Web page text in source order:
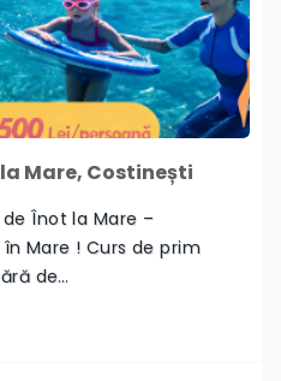
Mare, Costinești
Înot la Mare –
Mare ! Curs de prim
de…